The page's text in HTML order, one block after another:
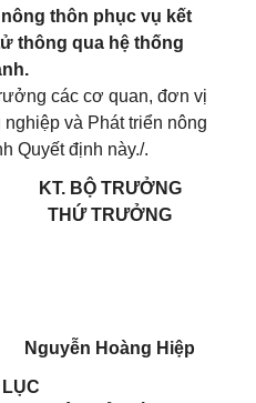
thôn phục vụ kết
thông qua hệ thống
các cơ quan, đơn vị
và Phát triển nông
Quyết định này./.
KT. BỘ TRƯỞNG
THỨ TRƯỞNG
Nguyễn Hoàng Hiệp
LỤC